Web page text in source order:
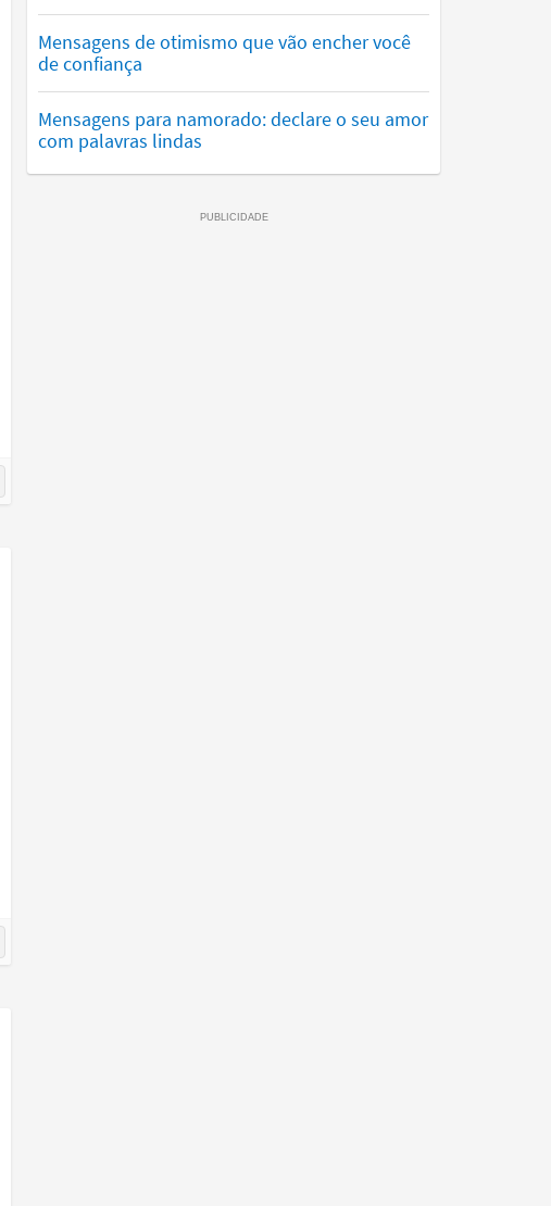
Mensagens de otimismo que vão encher você
de confiança
Mensagens para namorado: declare o seu amor
com palavras lindas